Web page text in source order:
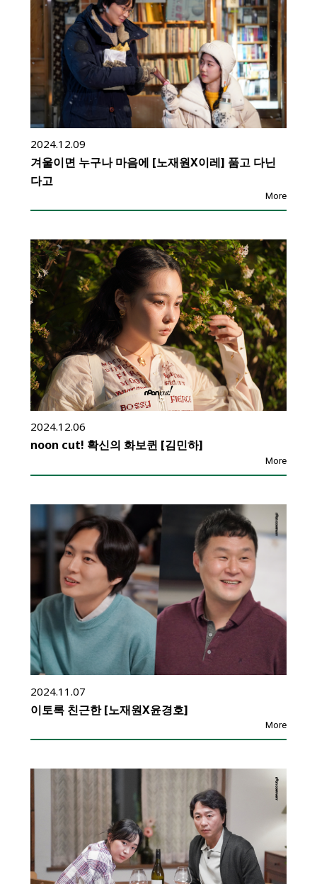
2024.12.09
겨울이면 누구나 마음에 [노재원X이레] 품고 다닌
다고
More
2024.12.06
noon cut! 확신의 화보퀸 [김민하]
More
2024.11.07
이토록 친근한 [노재원X윤경호]
More